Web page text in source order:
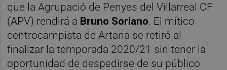
que la Agrupació de Penyes del Villarreal CF
(APV) rendirá a Bruno Soriano. El mítico
centrocampista de Artana se retiró al
finalizar la temporada 2020/21 sin tener la
oportunidad de despedirse de su público